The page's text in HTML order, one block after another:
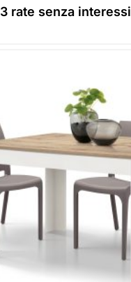
3 rate senza interessi